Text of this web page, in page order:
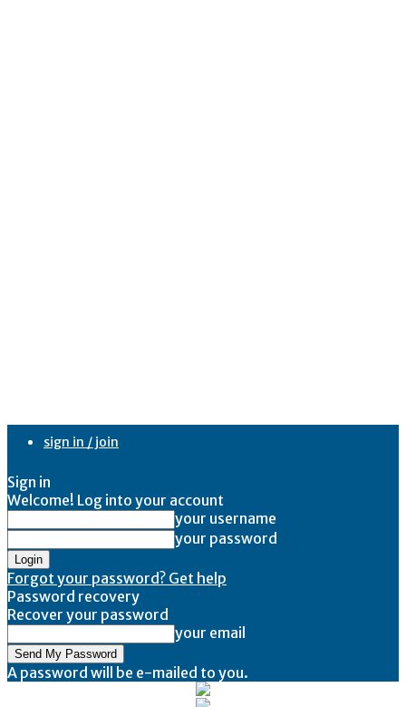
sign in / join
Sign in
Welcome! Log into your account
your username
your password
Forgot your password? Get help
Password recovery
Recover your password
your email
A password will be e-mailed to you.